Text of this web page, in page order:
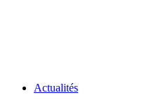
Actualités